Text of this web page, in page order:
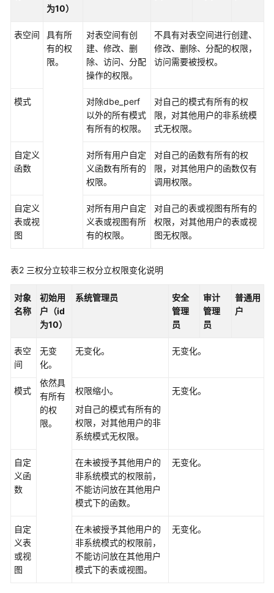
_V2.0-
10.x）
式
开
发
（分
式
_V2.0-
8.x）
开
发
南
（集
中
式
为10）
表空间
具有所
有的权
限。
对表空间有创
建、修改、删
除、访问、分配
操作的权限。
不具有对表空间进行创建、
修改、删除、分配的权限，
访问需要被授权。
模式
对除dbe_perf
以外的所有模式
有所有的权限。
对自己的模式有所有的权
限，对其他用户的非系统模
式无权限。
自定义
函数
对所有用户自定
义函数有所有的
权限。
对自己的函数有所有的权
限，对其他用户的函数仅有
调用权限。
自定义
表或视
图
对所有用户自定
义表或视图有所
有的权限。
对自己的表或视图有所有的
权限，对其他用户的表或视
图无权限。
表2 三权分立较非三权分立权限变化说明
对象
名称
初始用
户（id
为10）
系统管理员
安全
管理
员
审计
管理
员
普通用
户
表空
间
无变
化。
依然具
有所有
的权
限。
无变化。 无变化。
模式
权限缩小。
对自己的模式有所有的
权限，对其他用户的非
系统模式无权限。
无变化。
自定
义函
数
在未被授予其他用户的
非系统模式的权限前，
不能访问放在其他用户
模式下的函数。
无变化。
自定
义表
或视
图
在未被授予其他用户的
非系统模式的权限前，
不能访问放在其他用户
模式下的表或视图。
无变化。